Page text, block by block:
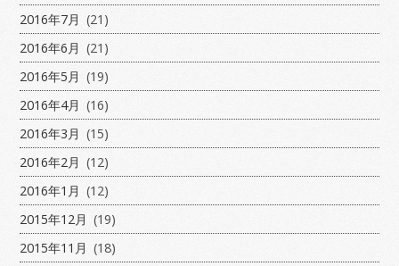
2016年7月 (21)
2016年6月 (21)
2016年5月 (19)
2016年4月 (16)
2016年3月 (15)
2016年2月 (12)
2016年1月 (12)
2015年12月 (19)
2015年11月 (18)